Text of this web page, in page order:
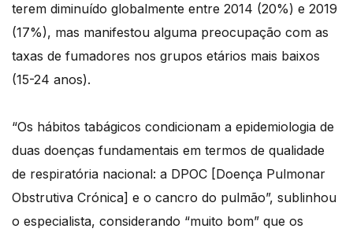
terem diminuído globalmente entre 2014 (20%) e 2019
(17%), mas manifestou alguma preocupação com as
taxas de fumadores nos grupos etários mais baixos
(15-24 anos).
“Os hábitos tabágicos condicionam a epidemiologia de
duas doenças fundamentais em termos de qualidade
de respiratória nacional: a DPOC [Doença Pulmonar
Obstrutiva Crónica] e o cancro do pulmão”, sublinhou
o especialista, considerando “muito bom” que os